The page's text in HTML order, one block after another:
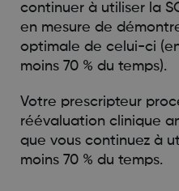
continuer à utiliser la
en mesure de
optimale de celui-ci
moins 70 % du temps).
Votre prescripteur
réévaluation clinique
que vous continuez à
moins 70 % du temps.